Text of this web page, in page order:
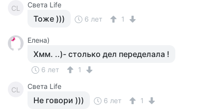
СL Света Life
Тоже ))) 6 лет 1
Елена)
Хмм. ..)- столько дел переделала !
6 лет 1
СL Света Life
Не говори ))) 6 лет 1